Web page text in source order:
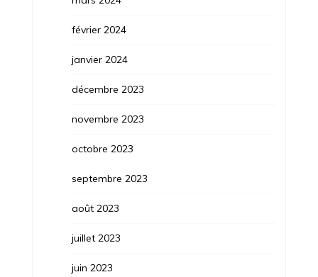
février 2024
janvier 2024
décembre 2023
novembre 2023
octobre 2023
septembre 2023
août 2023
juillet 2023
juin 2023